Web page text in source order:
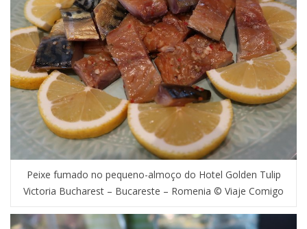
Peixe fumado no pequeno-almoço do Hotel Golden Tulip
Victoria Bucharest – Bucareste – Romenia © Viaje Comigo